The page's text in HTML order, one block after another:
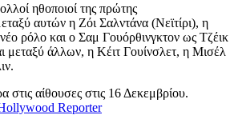
ηθοποιοί της πρώτης
αυτών η Ζόι Σαλντάνα (Νεϊτίρι), η
ρόλο και ο Σαμ Γουόρθινγκτον ως Τζέικ
μεταξύ άλλων, η Κέιτ Γουίνσλετ, η Μισέλ
στις αίθουσες στις 16 Δεκεμβρίου.
Reporter